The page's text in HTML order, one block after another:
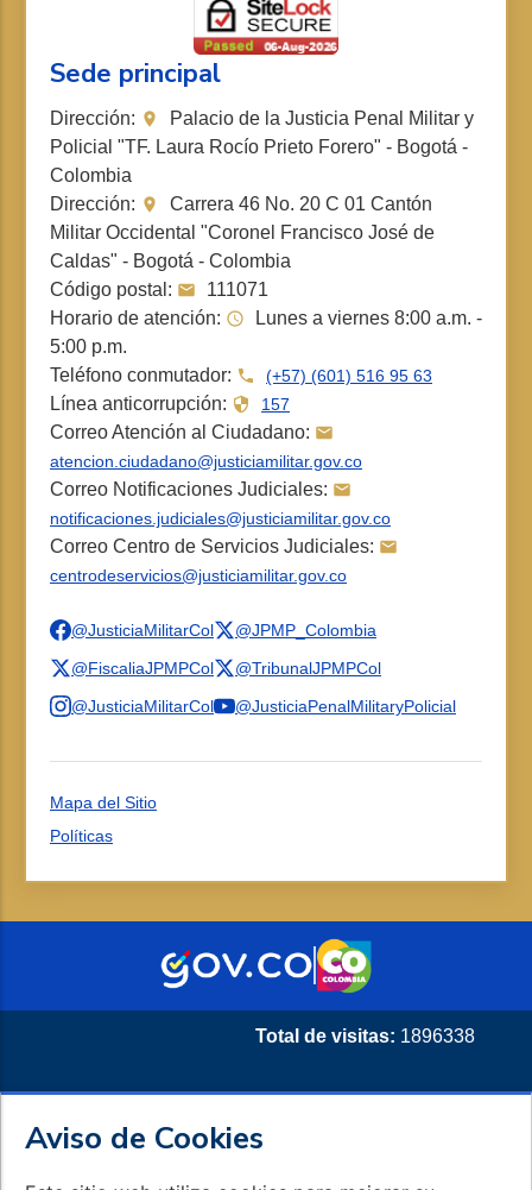
Aviso de Cookies
Sede principal
Dirección:
Palacio de la Justicia Penal Militar y
Policial "TF. Laura Rocío Prieto Forero" - Bogotá -
Colombia
Dirección:
Carrera 46 No. 20 C 01 Cantón
Militar Occidental "Coronel Francisco José de
Caldas" - Bogotá - Colombia
Código postal:
111071
Horario de atención:
Lunes a viernes 8:00 a.m. -
5:00 p.m.
Teléfono conmutador:
(+57) (601) 516 95 63
Línea anticorrupción: 157
Correo Atención al Ciudadano:
atencion.ciudadano@justiciamilitar.gov.co
Correo Notificaciones Judiciales:
notificaciones.judiciales@justiciamilitar.gov.co
Correo Centro de Servicios Judiciales:
centrodeservicios@justiciamilitar.gov.co
@JusticiaMilitarCol
@JPMP_Colombia
@FiscaliaJPMPCol
@TribunalJPMPCol
@JusticiaMilitarCol
@JusticiaPenalMilitaryPolicial
Mapa del Sitio
Políticas
Total de visitas: 1896338